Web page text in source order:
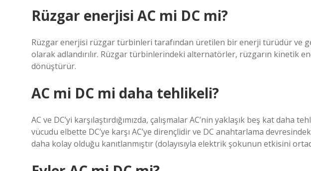
Rüzgar enerjisi AC mi DC mi?
Rüzgar enerjisi rüzgar türbinleri tarafından üretilen bir enerji türüdür ve
olarak adlandırılır. Rüzgar türbinlerindeki alternatörler, rüzgarın kinetik
dönüştürür.
AC mi DC mi daha tehlikeli?
AC ve DC’yi karşılaştırdığımızda, çalışmalar AC’nin yaklaşık beş kat
vücudu elbette DC’ye karşı AC’ye dirençlidir ve DC anahtarlama
daha kolay olduğu kanıtlanmıştır (dolayısıyla elektrik şokunun etkisini